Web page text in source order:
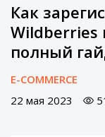
Как
Wildberries
полный
E-COMMERCE
22 мая 2023